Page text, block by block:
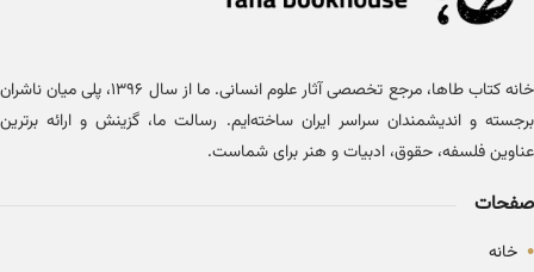
خانه کتاب طاها، مرجع تخصصی آثار علوم انسانی. ما از سال ۱۳۹۶، پلی میان ناشران
برجسته و اندیشمندان سراسر ایران ساخته‌ایم. رسالت ما، گزینش و ارائه برترین
عناوین فلسفه، حقوق، ادبیات و هنر برای شماست.
صفحات
• خانه